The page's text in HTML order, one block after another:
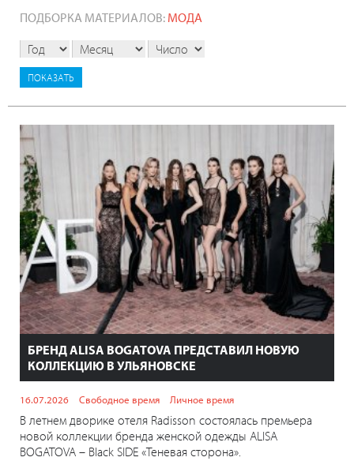
ПОДБОРКА МАТЕРИАЛОВ: МОДА
БРЕНД ALISA BOGATOVA ПРЕДСТАВИЛ НОВУЮ
КОЛЛЕКЦИЮ В УЛЬЯНОВСКЕ
16.07.2026 Свободное время Личное время
В летнем дворике отеля Radisson состоялась премьера
новой коллекции бренда женской одежды ALISA
BOGATOVA – Black SIDE «Теневая сторона».